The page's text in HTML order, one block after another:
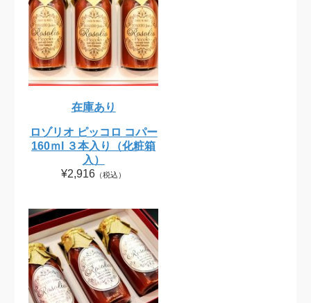
在庫あり
ロゾリオ ピッコロ コパー
160ｍl ３本入り（化粧箱
入）
¥2,916 （税込）